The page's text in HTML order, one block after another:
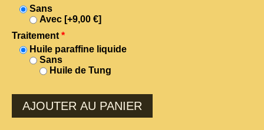
Sans
Avec [+9,00 €]
Traitement *
Huile paraffine liquide
Sans
Huile de Tung
AJOUTER AU PANIER